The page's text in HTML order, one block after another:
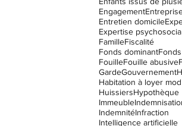
Engagement
Entretien domicile
Expertise
FamilleFiscalité
Fonds dominant
FouilleFouille abusive
GardeGouvernement
Habitation à loyer
HuissiersHypothèque
Immeuble
IndemnitéInfraction
Intelligence artificielle